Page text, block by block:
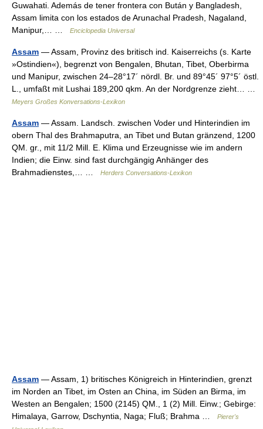
Guwahati. Además de tener frontera con Bután y Bangladesh,
Assam limita con los estados de Arunachal Pradesh, Nagaland,
Manipur,… …
Enciclopedia Universal
Assam — Assam, Provinz des britisch ind. Kaiserreichs (s. Karte
»Ostindien«), begrenzt von Bengalen, Bhutan, Tibet, Oberbirma
und Manipur, zwischen 24–28°17´ nördl. Br. und 89°45´ 97°5´ östl.
L., umfaßt mit Lushai 189,200 qkm. An der Nordgrenze zieht… …
Meyers Großes Konversations-Lexikon
Assam — Assam. Landsch. zwischen Voder und Hinterindien im
obern Thal des Brahmaputra, an Tibet und Butan gränzend, 1200
QM. gr., mit 11/2 Mill. E. Klima und Erzeugnisse wie im andern
Indien; die Einw. sind fast durchgängig Anhänger des
Brahmadienstes,… …
Herders Conversations-Lexikon
Assam — Assam, 1) britisches Königreich in Hinterindien, grenzt
im Norden an Tibet, im Osten an China, im Süden an Birma, im
Westen an Bengalen; 1500 (2145) QM., 1 (2) Mill. Einw.; Gebirge:
Himalaya, Garrow, Dschyntia, Naga; Fluß; Brahma …
Pierer's